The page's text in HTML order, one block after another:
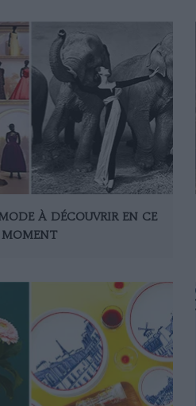
À DÉCOUVRIR EN CE
MOMENT